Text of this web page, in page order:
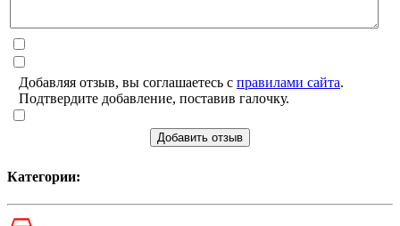
Добавляя отзыв, вы соглашаетесь с правилами сайта.
Подтвердите добавление, поставив галочку.
Добавить отзыв
Категории: